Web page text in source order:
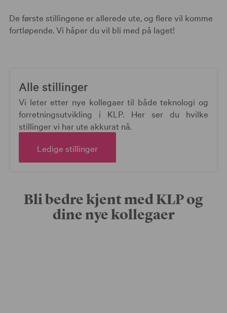
De første stillingene er allerede ute, og flere vil komme
fortløpende. Vi håper du vil bli med på laget!
Alle stillinger
Vi leter etter nye kollegaer til både teknologi og
forretningsutvikling i KLP. Her ser du hvilke
stillinger vi har ute akkurat nå.
Ledige stillinger
Bli bedre kjent med KLP og
dine nye kollegaer